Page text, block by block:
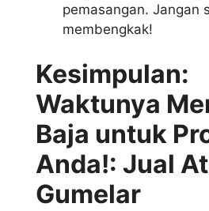
pemasangan. Jangan
membengkak!
Kesimpulan:
Waktunya
Baja untuk
Anda!: Jual
Gumelar